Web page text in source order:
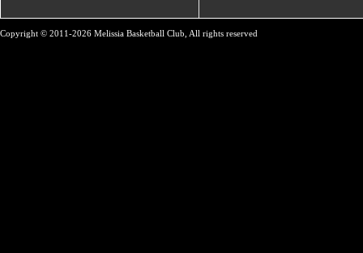
Copyright © 2011-2026 Melissia Basketball Club, All rights reserved